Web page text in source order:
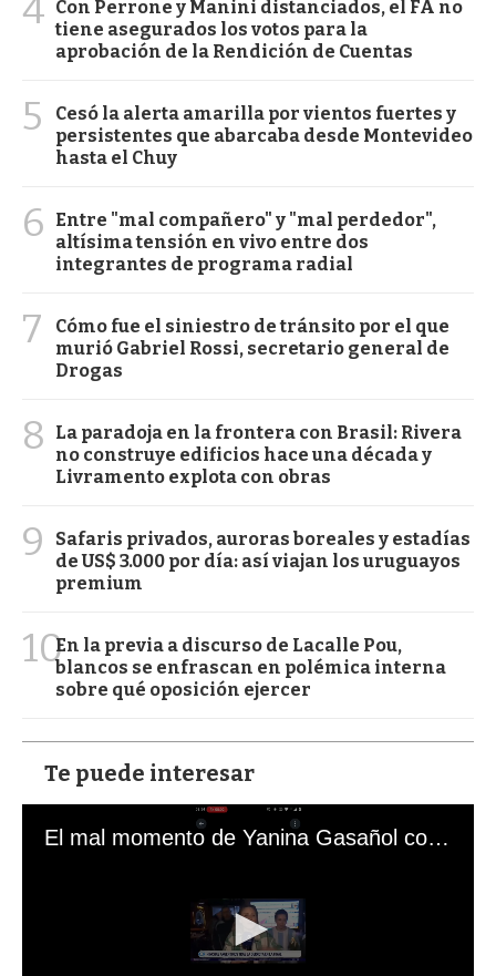
4 Con Perrone y Manini distanciados, el FA no
tiene asegurados los votos para la
aprobación de la Rendición de Cuentas
5
Cesó la alerta amarilla por vientos fuertes y
persistentes que abarcaba desde Montevideo
hasta el Chuy
6
Entre "mal compañero" y "mal perdedor",
altísima tensión en vivo entre dos
integrantes de programa radial
7
Cómo fue el siniestro de tránsito por el que
murió Gabriel Rossi, secretario general de
Drogas
8
La paradoja en la frontera con Brasil: Rivera
no construye edificios hace una década y
Livramento explota con obras
9
Safaris privados, auroras boreales y estadías
de US$ 3.000 por día: así viajan los uruguayos
premium
10En la previa a discurso de Lacalle Pou,
blancos se enfrascan en polémica interna
sobre qué oposición ejercer
Te puede interesar
El mal momento de Yanina Gasañol con un hincha argentino en "Subrayado"